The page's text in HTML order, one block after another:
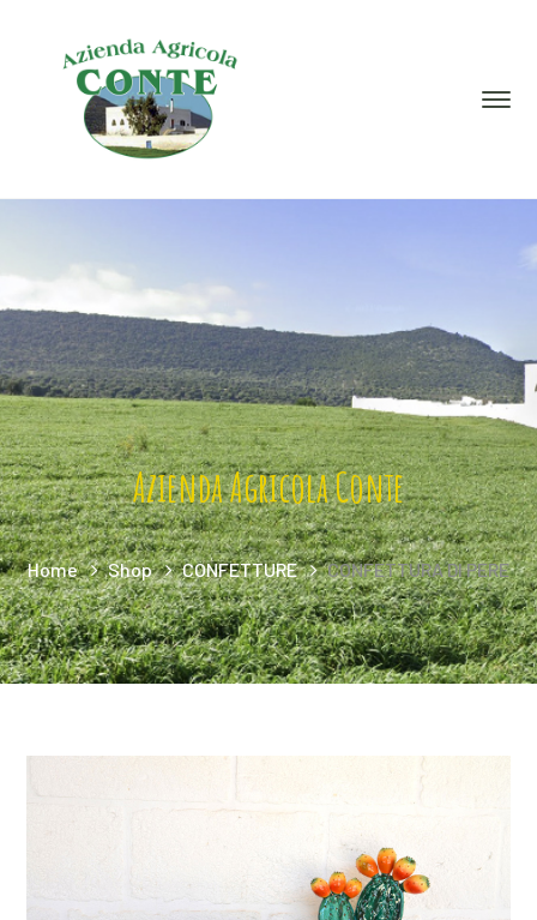
Azienda Agricola Conte
Home Shop CONFETTURE CONFETTURA DI PERE